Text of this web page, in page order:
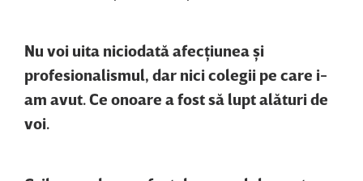
Nu voi uita niciodată afecţiunea şi
profesionalismul, dar nici colegii pe care i-
am avut. Ce onoare a fost să lupt alături de
voi.